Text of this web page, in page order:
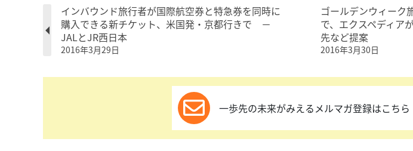
インバウンド旅行者が国際航空券と特急券を同時に
購入できる新チケット、米国発・京都行きで －
JALとJR西日本
2016年3月29日
ゴールデンウィーク
で、エクスペディア
先など提案
2016年3月30日
一歩先の未来がみえるメルマガ登録はこちら